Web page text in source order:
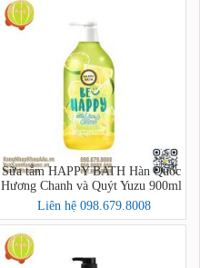
Sữa tắm HAPPY BATH Hàn Quốc
Hương Chanh và Quýt Yuzu 900ml
Liên hệ 098.679.8008